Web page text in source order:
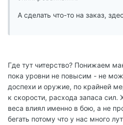
А сделать что-то на заказ,
Где тут читерство? Понижаем
пока уровни не повысим - не
доспехи и оружие, по крайней
к скорости, расхода запаса сил.
веса влиял именно в бою, а не
бегать потому что у нас много